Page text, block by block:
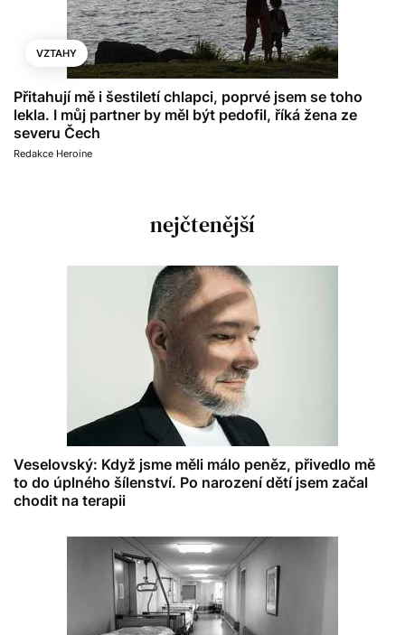
VZTAHY
Přitahují mě i šestiletí chlapci, poprvé jsem se toho
lekla. I můj partner by měl být pedofil, říká žena ze
severu Čech
Redakce Heroine
nejčtenější
Veselovský: Když jsme měli málo peněz, přivedlo mě
to do úplného šílenství. Po narození dětí jsem začal
chodit na terapii